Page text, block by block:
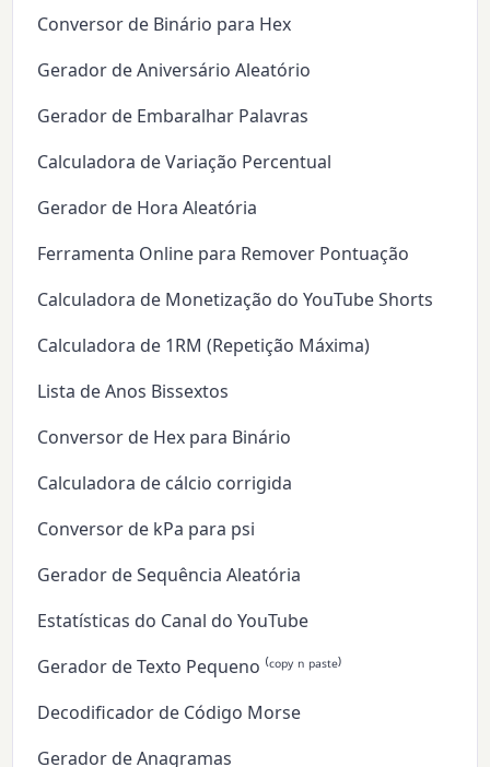
Conversor de Binário para Hex
Gerador de Aniversário Aleatório
Gerador de Embaralhar Palavras
Calculadora de Variação Percentual
Gerador de Hora Aleatória
Ferramenta Online para Remover Pontuação
Calculadora de Monetização do YouTube Shorts
Calculadora de 1RM (Repetição Máxima)
Lista de Anos Bissextos
Conversor de Hex para Binário
Calculadora de cálcio corrigida
Conversor de kPa para psi
Gerador de Sequência Aleatória
Estatísticas do Canal do YouTube
Gerador de Texto Pequeno ⁽ᶜᵒᵖʸ ⁿ ᵖᵃˢᵗᵉ⁾
Decodificador de Código Morse
Gerador de Anagramas